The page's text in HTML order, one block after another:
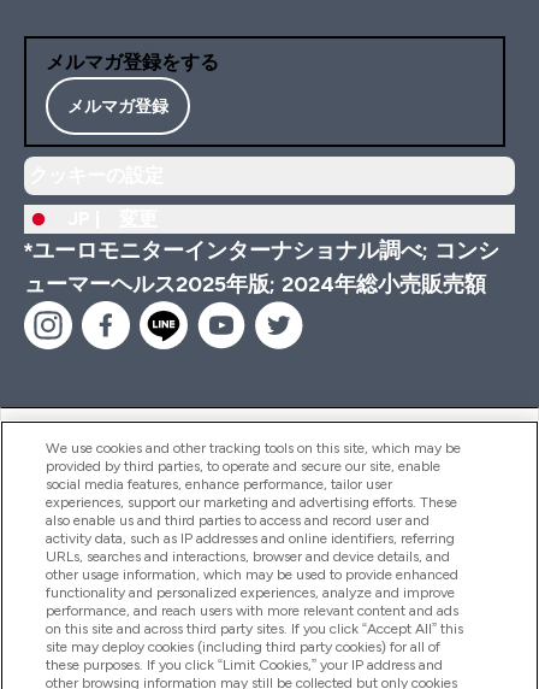
メルマガ登録をする
メルマガ登録
*ユーロモニターインターナショナル調べ; コンシ
ューマーヘルス2025年版; 2024年総小売販売額
ヘルプ＆ガイド
商品について
会社概要
特典＆ポイント
We use cookies and other tracking tools on this site, which may be
provided by third parties, to operate and secure our site, enable
social media features, enhance performance, tailor user
experiences, support our marketing and advertising efforts. These
also enable us and third parties to access and record user and
activity data, such as IP addresses and online identifiers, referring
URLs, searches and interactions, browser and device details, and
other usage information, which may be used to provide enhanced
functionality and personalized experiences, analyze and improve
performance, and reach users with more relevant content and ads
on this site and across third party sites. If you click “Accept All” this
site may deploy cookies (including third party cookies) for all of
these purposes. If you click “Limit Cookies,” your IP address and
other browsing information may still be collected but only cookies